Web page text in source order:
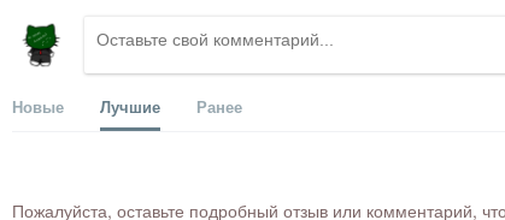
Новые Лучшие Ранее
Пожалуйста, оставьте подробный отзыв или комментарий,